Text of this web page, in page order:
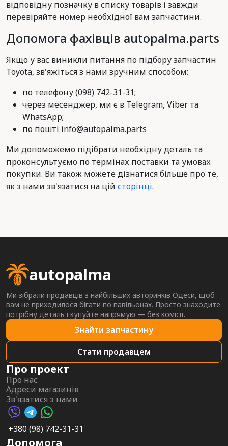
відповідну позначку в списку товарів і завжди
перевіряйте номер необхідної вам запчастини.
Допомога фахівців autopalma.parts
Якщо у вас виникли питання по підбору запчастин
Toyota, зв'яжіться з нами зручним способом:
по телефону (098) 742-31-31;
через месенджер, ми є в Telegram, Viber та
WhatsApp;
по пошті info@autopalma.parts
Ми допоможемо підібрати необхідну деталь та
проконсультуємо по термінах поставки та умовах
покупки. Ви також можете дізнатися більше про те,
як з нами зв'язатися на цій сторінці.
autopalma
Ми зібрали продавців з найбільших авторинків Одеси, щоб
вам не приходилося бігати по павільонах. Просто знаходите
потрібну деталь і купуйте напрямую — без комісії.
Знайти запчастину
Стати продавцем
Про проект
Про нас
Адреси магазинів
Зв'язатися з нами
Viber AutoPalma
Telegram AutoPalma
WhatsApp AutoPalma
+380 (98) 742-31-31
Допомога